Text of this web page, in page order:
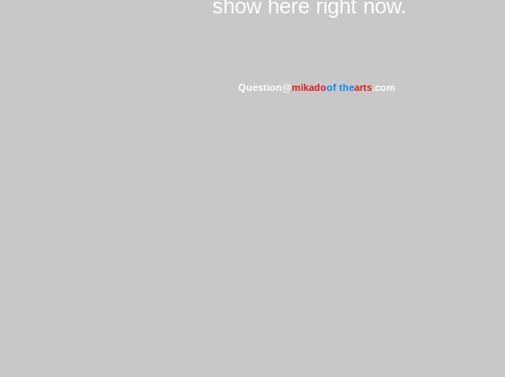
show here right now.
Question@mikadoof thearts.com